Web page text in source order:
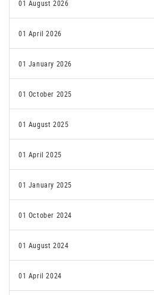
01 August 2026
01 April 2026
01 January 2026
01 October 2025
01 August 2025
01 April 2025
01 January 2025
01 October 2024
01 August 2024
01 April 2024